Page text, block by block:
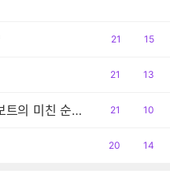
공
21
댓
15
공
21
댓
13
영화 아니고 실제 상황. 제트보트의 미친 순발력
공
21
댓
10
공
20
댓
14